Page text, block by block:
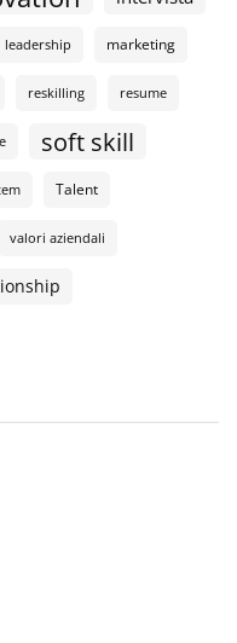
leadership marketing
reskilling resume
soft skill
Talent
valori aziendali